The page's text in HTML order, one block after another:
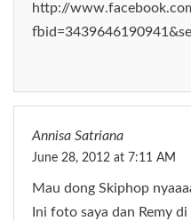
http://
Annisa Satriana
June 28, 2012 at 7:11 AM
Mau dong Skiphop
Ini foto saya dan Remy